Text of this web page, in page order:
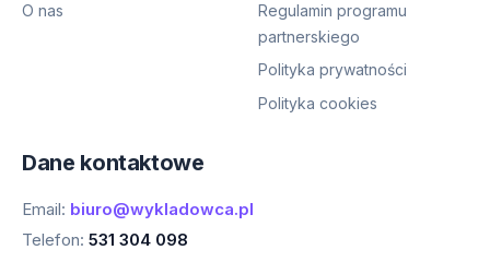
O nas
Regulamin programu
partnerskiego
Polityka prywatności
Polityka cookies
Dane kontaktowe
Email: biuro@wykladowca.pl
Telefon: 531 304 098